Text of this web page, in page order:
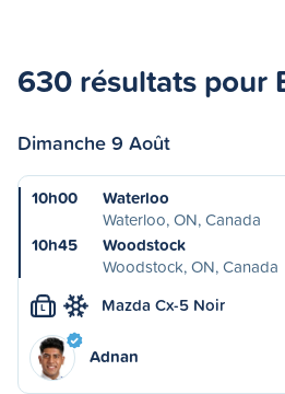
630 résultats pour
Dimanche 9 Août
10h00
Waterloo
Waterloo, ON, Canada
10h45
Woodstock
Woodstock, ON, Canada
L Mazda Cx-5 Noir
Adnan